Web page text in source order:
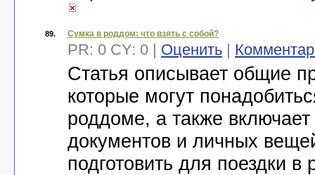
89. Сумка в роддом: что взять с собой?
PR: 0 CY: 0 | Оценить |
Статья описывает общие
которые могут
роддоме, а также
документов и личных
подготовить для поездки